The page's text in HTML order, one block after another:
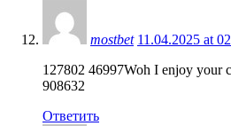
mostbet 11.04.2025 at
127802 46997Woh I enjoy your
908632
Ответить